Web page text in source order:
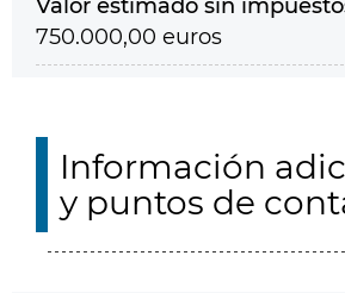
Valor estimado sin
750.000,00 euros
Información
y puntos de